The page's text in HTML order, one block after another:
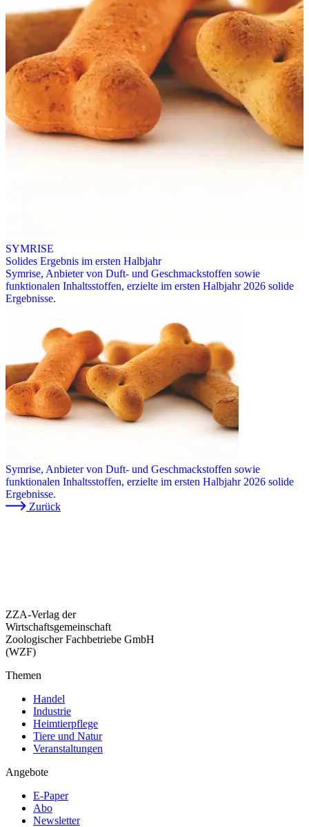
SYMRISE
Solides Ergebnis im ersten Halbjahr
Symrise, Anbieter von Duft- und Geschmackstoffen sowie
funktionalen Inhaltsstoffen, erzielte im ersten Halbjahr 2026 solide
Ergebnisse.
Symrise, Anbieter von Duft- und Geschmackstoffen sowie
funktionalen Inhaltsstoffen, erzielte im ersten Halbjahr 2026 solide
Ergebnisse.
Zurück
ZZA-Verlag der
Wirtschaftsgemeinschaft
Zoologischer Fachbetriebe GmbH
(WZF)
Themen
Handel
Industrie
Heimtierpflege
Tiere und Natur
Veranstaltungen
Angebote
E-Paper
Abo
Newsletter